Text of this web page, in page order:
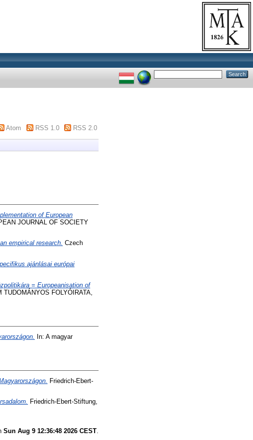
Atom RSS 1.0 RSS 2.0
of European
JOURNAL OF SOCIETY
empirical research. Czech
ajánlásai európai
= Europeanisation of
FOLYÓIRATA,
In: A magyar
Friedrich-Ebert-
Friedrich-Ebert-Stiftung,
Sun Aug 9 12:36:48 2026 CEST.